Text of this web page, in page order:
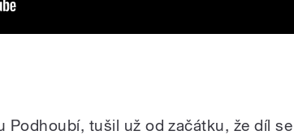
Podhoubí, tušil už od začátku, že díl se